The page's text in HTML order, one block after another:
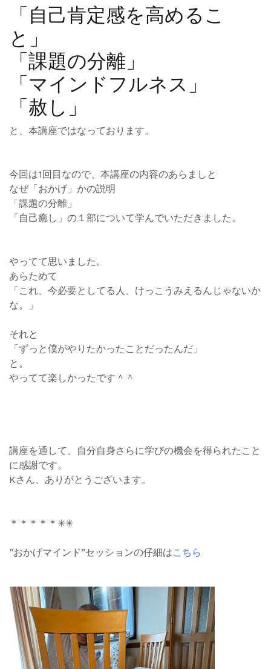
「自己肯定感を高めるこ
と」
「課題の分離」
「マインドフルネス」
「赦し」
と、本講座ではなっております。
今回は1回目なので、本講座の内容のあらましと
なぜ「おかげ」かの説明
「課題の分離」
「自己癒し」の１部について学んでいただきました。
やってて思いました。
あらためて
「これ、今必要としてる人、けっこうみえるんじゃないか
な。」
それと
「ずっと僕がやりたかったことだったんだ」
と。
やってて楽しかったです＾＾
講座を通して、自分自身さらに学びの機会を得られたこと
に感謝です。
Kさん、ありがとうございます。
＊＊＊＊＊✳︎✳︎
”おかげマインド”セッションの仔細はこちら